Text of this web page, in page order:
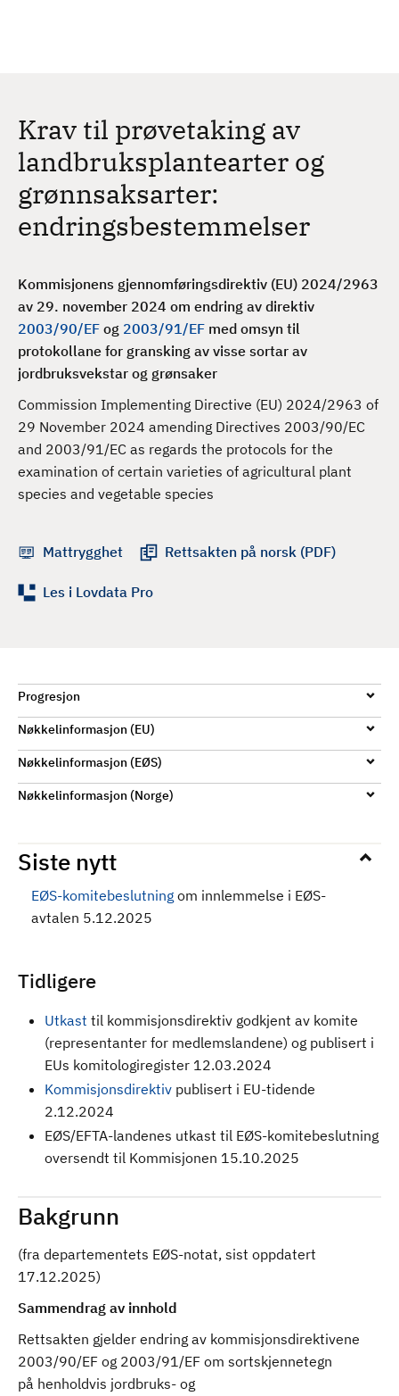
Krav til prøvetaking av
landbruksplantearter og
grønnsaksarter:
endringsbestemmelser
Kommisjonens gjennomføringsdirektiv (EU) 2024/2963
av 29. november 2024 om endring av direktiv
2003/90/EF og 2003/91/EF med omsyn til
protokollane for gransking av visse sortar av
jordbruksvekstar og grønsaker
Commission Implementing Directive (EU) 2024/2963 of
29 November 2024 amending Directives 2003/90/EC
and 2003/91/EC as regards the protocols for the
examination of certain varieties of agricultural plant
species and vegetable species
Mattrygghet Rettsakten på norsk (PDF)
Les i Lovdata Pro
Progresjon
Nøkkelinformasjon (EU)
Nøkkelinformasjon (EØS)
Nøkkelinformasjon (Norge)
Siste nytt
EØS-komitebeslutning om innlemmelse i EØS-
avtalen 5.12.2025
Tidligere
Utkast til kommisjonsdirektiv godkjent av komite
(representanter for medlemslandene) og publisert i
EUs komitologiregister 12.03.2024
Kommisjonsdirektiv publisert i EU-tidende
2.12.2024
EØS/EFTA-landenes utkast til EØS-komitebeslutning
oversendt til Kommisjonen 15.10.2025
Bakgrunn
(fra departementets EØS-notat, sist oppdatert
17.12.2025)
Sammendrag av innhold
Rettsakten gjelder endring av kommisjonsdirektivene
2003/90/EF og 2003/91/EF om sortskjennetegn
på henholdvis jordbruks- og